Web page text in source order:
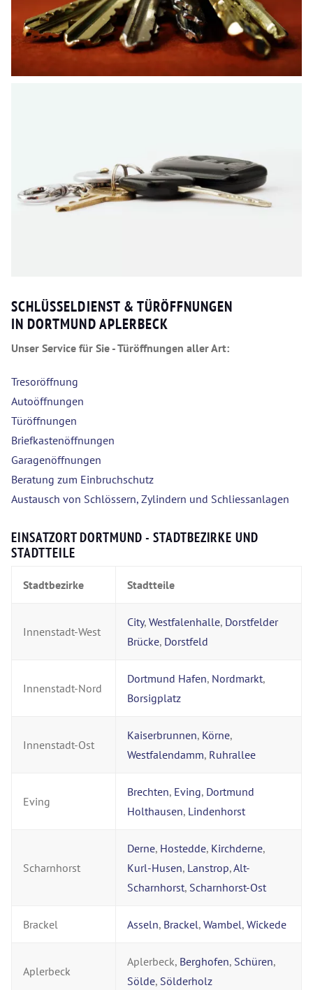
SCHLÜSSELDIENST & TÜRÖFFNUNGEN
IN DORTMUND APLERBECK
Unser Service für Sie - Türöffnungen aller Art:
Tresoröffnung
Autoöffnungen
Türöffnungen
Briefkastenöffnungen
Garagenöffnungen
Beratung zum Einbruchschutz
Austausch von Schlössern, Zylindern und Schliessanlagen
EINSATZORT DORTMUND - STADTBEZIRKE UND
STADTTEILE
Stadtbezirke Stadtteile
Innenstadt-West
City, Westfalenhalle, Dorstfelder
Brücke, Dorstfeld
Innenstadt-Nord
Dortmund Hafen, Nordmarkt,
Borsigplatz
Innenstadt-Ost
Kaiserbrunnen, Körne,
Westfalendamm, Ruhrallee
Eving
Brechten, Eving, Dortmund
Holthausen, Lindenhorst
Scharnhorst
Derne, Hostedde, Kirchderne,
Kurl-Husen, Lanstrop,Alt-
Scharnhorst, Scharnhorst-Ost
Brackel Asseln, Brackel, Wambel, Wickede
Aplerbeck
Aplerbeck, Berghofen, Schüren,
Sölde, Sölderholz